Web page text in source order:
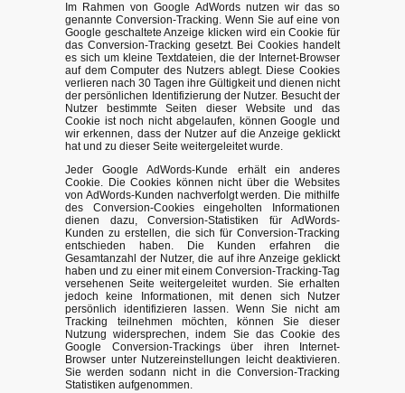
Im Rahmen von Google AdWords nutzen wir das so
genannte Conversion-Tracking. Wenn Sie auf eine von
Google geschaltete Anzeige klicken wird ein Cookie für
das Conversion-Tracking gesetzt. Bei Cookies handelt
es sich um kleine Textdateien, die der Internet-Browser
auf dem Computer des Nutzers ablegt. Diese Cookies
verlieren nach 30 Tagen ihre Gültigkeit und dienen nicht
der persönlichen Identifizierung der Nutzer. Besucht der
Nutzer bestimmte Seiten dieser Website und das
Cookie ist noch nicht abgelaufen, können Google und
wir erkennen, dass der Nutzer auf die Anzeige geklickt
hat und zu dieser Seite weitergeleitet wurde.
Jeder Google AdWords-Kunde erhält ein anderes
Cookie. Die Cookies können nicht über die Websites
von AdWords-Kunden nachverfolgt werden. Die mithilfe
des Conversion-Cookies eingeholten Informationen
dienen dazu, Conversion-Statistiken für AdWords-
Kunden zu erstellen, die sich für Conversion-Tracking
entschieden haben. Die Kunden erfahren die
Gesamtanzahl der Nutzer, die auf ihre Anzeige geklickt
haben und zu einer mit einem Conversion-Tracking-Tag
versehenen Seite weitergeleitet wurden. Sie erhalten
jedoch keine Informationen, mit denen sich Nutzer
persönlich identifizieren lassen. Wenn Sie nicht am
Tracking teilnehmen möchten, können Sie dieser
Nutzung widersprechen, indem Sie das Cookie des
Google Conversion-Trackings über ihren Internet-
Browser unter Nutzereinstellungen leicht deaktivieren.
Sie werden sodann nicht in die Conversion-Tracking
Statistiken aufgenommen.